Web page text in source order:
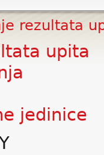
rezultata
upita
jedinice